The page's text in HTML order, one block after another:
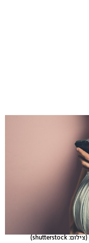
(צילום: shutterstock)